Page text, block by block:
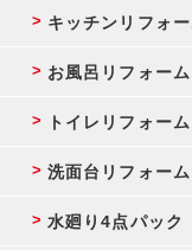
キッチンリフォー
お風呂リフォーム
トイレリフォーム
洗面台リフォーム
水廻り4点パック